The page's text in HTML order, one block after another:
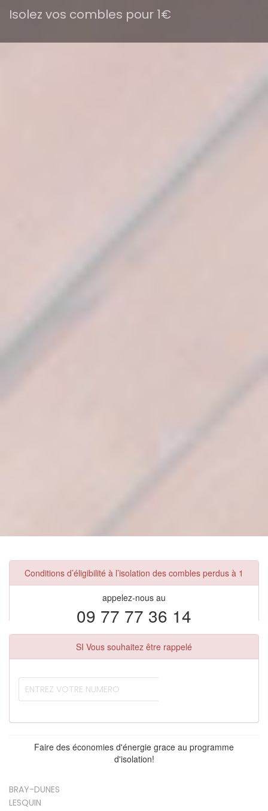
Isolez vos combles pour 1€
Conditions d’éligibilité à l’isolation des combles perdus à 1
appelez-nous au
09 77 77 36 14
SI Vous souhaitez être rappelé
Faire des économies d'énergie grace au programme
d'isolation!
BRAY-DUNES
LESQUIN